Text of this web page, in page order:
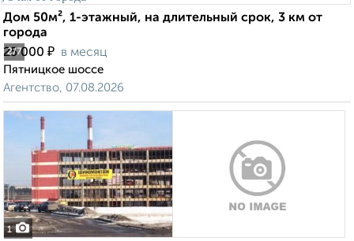
2/7
Дом 50м², 1-этажный, на длительный срок, 3 км от
города
25 000 ₽ в месяц
Пятницкое шоссе
Агентство, 07.08.2026
1